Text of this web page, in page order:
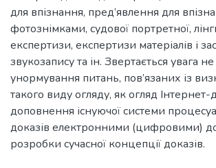
для впізнання, пред’явлення для
фотознімками, судової портретної,
експертизи, експертизи матеріалів і
звукозапису та ін. Звертається увага
унормування питань, пов’язаних із
такого виду огляду, як огляд
доповнення існуючої системи
доказів електронними (цифровими)
розробки сучасної концепції доказів.